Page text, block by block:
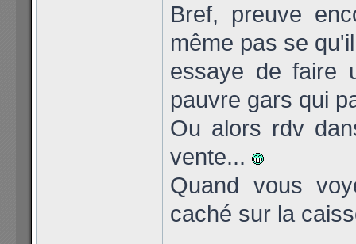
Bref, preuve
même pas se
essaye de faire
pauvre gars qui
Ou alors rdv
vente...
Quand vous
caché sur la